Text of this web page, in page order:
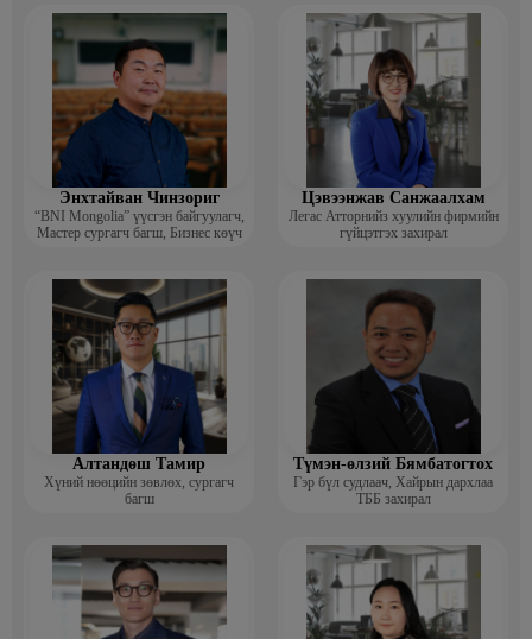
Энхтайван Чинзориг
“BNI Mongolia” үүсгэн байгуулагч,
Мастер сургагч багш, Бизнес көүч
Цэвээнжав Санжаалхам
Легас Атторнийз хуулийн фирмийн
гүйцэтгэх захирал
Алтандөш Тамир
Хүний нөөцийн зөвлөх, сургагч
багш
Түмэн-өлзий Бямбатогтох
Гэр бүл судлаач, Хайрын дархлаа
ТББ захирал